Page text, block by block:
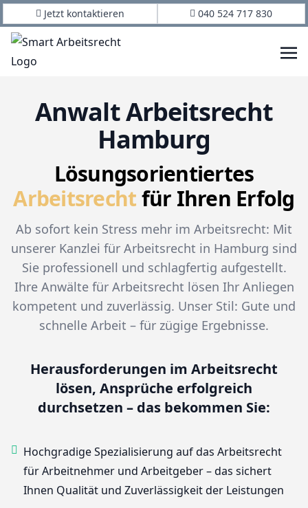
Jetzt kontaktieren 040 524 717 830
Anwalt Arbeitsrecht
Hamburg
Lösungsorientiertes
Arbeitsrechtfür Ihren Erfolg
Ab sofort kein Stress mehr im Arbeitsrecht: Mit
unserer Kanzlei für Arbeitsrecht in Hamburg sind
Sie professionell und schlagfertig aufgestellt.
Ihre Anwälte für Arbeitsrecht lösen Ihr Anliegen
kompetent und zuverlässig. Unser Stil: Gute und
schnelle Arbeit – für zügige Ergebnisse.
Herausforderungen im Arbeitsrecht
lösen, Ansprüche erfolgreich
durchsetzen – das bekommen Sie:
Hochgradige Spezialisierung auf das Arbeitsrecht
für Arbeitnehmer und Arbeitgeber – das sichert
Ihnen Qualität und Zuverlässigkeit der Leistungen